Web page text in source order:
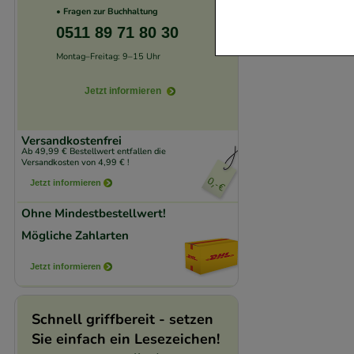
Website
verzichtet werden
• Fragen zur Buchhaltung
0511 89 71 80 30
Montag–Freitag: 9–15 Uhr
Jetzt informieren
Versandkostenfrei
Ab 49,99 € Bestellwert entfallen die
Versandkosten von 4,99 € !
Jetzt informieren
Ohne Mindestbestellwert!
Mögliche Zahlarten
Jetzt informieren
Schnell griffbereit - setzen
Sie einfach ein Lesezeichen!